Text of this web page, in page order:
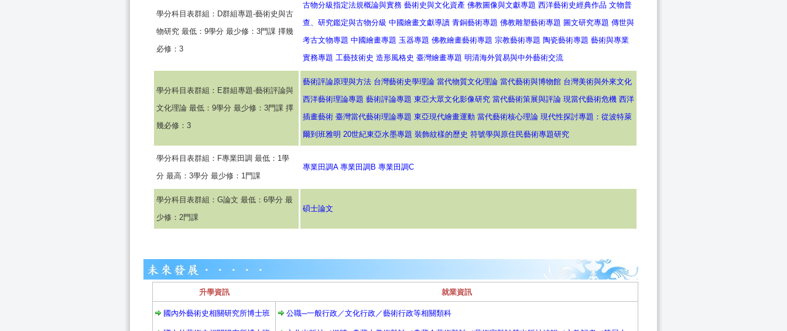
學分科目表群組：D群組專題-藝術史與古
物研究 最低：9學分 最少修：3門課 擇幾
必修：3
古物分級指定法規概論與實務 藝術史與文化資產 佛教圖像與文獻專題 西洋藝術史經典作品 文物普
查、研究鑑定與古物分級 中國繪畫文獻導讀 青銅藝術專題 佛教雕塑藝術專題 圖文研究專題 傳世與
考古文物專題 中國繪畫專題 玉器專題 佛教繪畫藝術專題 宗教藝術專題 陶瓷藝術專題 藝術與專業
實務專題 工藝技術史 造形風格史 臺灣繪畫專題 明清海外貿易與中外藝術交流
學分科目表群組：E群組專題-藝術評論與
文化理論 最低：9學分 最少修：3門課 擇
幾必修：3
藝術評論原理與方法 台灣藝術史學理論 當代物質文化理論 當代藝術與博物館 台灣美術與外來文化
西洋藝術理論專題 藝術評論專題 東亞大眾文化影像研究 當代藝術策展與評論 現當代藝術危機 西洋
插畫藝術 臺灣當代藝術理論專題 東亞現代繪畫運動 當代藝術核心理論 現代性探討專題：從波特萊
爾到班雅明 20世紀東亞水墨專題 裝飾紋樣的歷史 符號學與原住民藝術專題研究
學分科目表群組：F專業田調 最低：1學
分 最高：3學分 最少修：1門課
專業田調A 專業田調B 專業田調C
學分科目表群組：G論文 最低：6學分 最
少修：2門課
碩士論文
升學資訊
就業資訊
國內外藝術史相關研究所博士班
公職─一般行政／文化行政／藝術行政等相關類科